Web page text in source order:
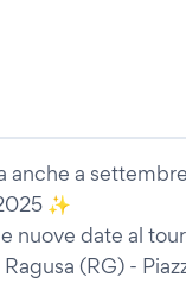
anche a
✨
nuove date al
(RG) -